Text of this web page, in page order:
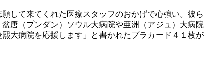
して来てくれた医療スタッフのおかげで心強い。彼ら
唐（プンダン）ソウル大病院や亜洲（アジュ）大病院
大病院を応援します」と書かれたプラカード４１枚が